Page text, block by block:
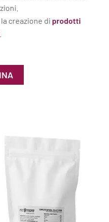
creazione di prodotti